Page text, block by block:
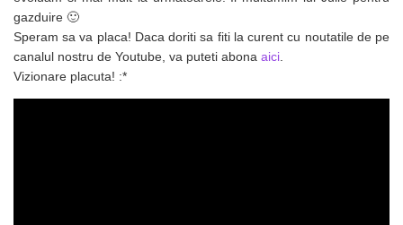
gazduire 🙂
Speram sa va placa! Daca doriti sa fiti la curent cu noutatile de pe
canalul nostru de Youtube, va puteti abona aici
Vizionare placuta! :*